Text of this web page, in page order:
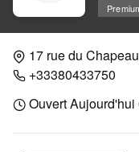
17 rue du
+33380433750
Ouvert Aujourd'hui